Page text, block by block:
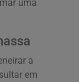
uma
a
em